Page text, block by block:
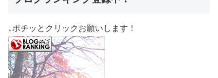
↓ポチッとクリックお願いします！